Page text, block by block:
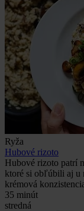
Ryža
Hubové rizoto
Hubové rizoto patrí
ktoré si obľúbili aj u
krémová
35 minút
stredná